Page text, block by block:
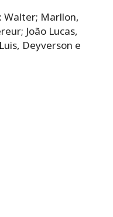
: Walter; Marllon,
João Lucas,
Deyverson e